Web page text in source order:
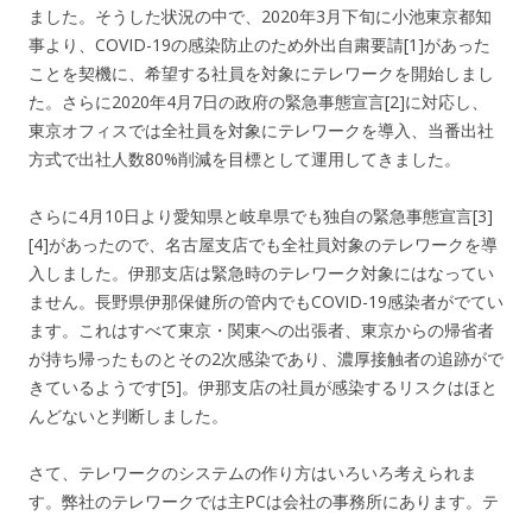
ました。そうした状況の中で、2020年3月下旬に小池東京都知
事より、COVID-19の感染防止のため外出自粛要請[1]があった
ことを契機に、希望する社員を対象にテレワークを開始しまし
た。さらに2020年4月7日の政府の緊急事態宣言[2]に対応し、
東京オフィスでは全社員を対象にテレワークを導入、当番出社
方式で出社人数80%削減を目標として運用してきました。
さらに4月10日より愛知県と岐阜県でも独自の緊急事態宣言[3]
[4]があったので、名古屋支店でも全社員対象のテレワークを導
入しました。伊那支店は緊急時のテレワーク対象にはなってい
ません。長野県伊那保健所の管内でもCOVID-19感染者がでてい
ます。これはすべて東京・関東への出張者、東京からの帰省者
が持ち帰ったものとその2次感染であり、濃厚接触者の追跡がで
きているようです[5]。伊那支店の社員が感染するリスクはほと
んどないと判断しました。
さて、テレワークのシステムの作り方はいろいろ考えられま
す。弊社のテレワークでは主PCは会社の事務所にあります。テ